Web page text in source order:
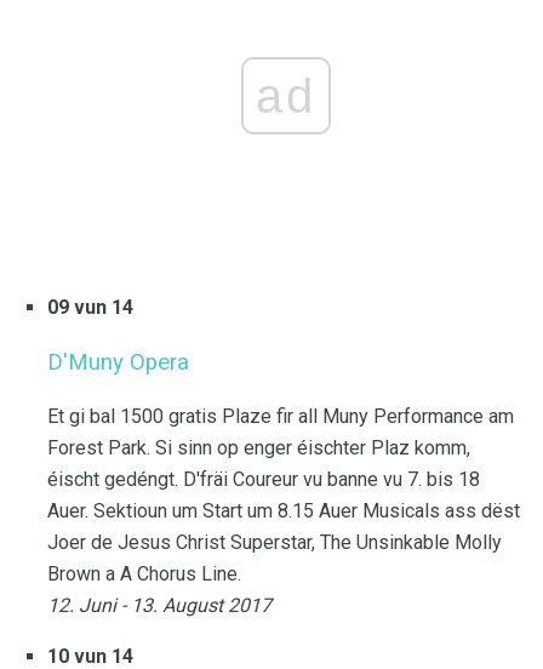
ad
09 vun 14
D'Muny Opera
Et gi bal 1500 gratis Plaze fir all Muny Performance am
Forest Park. Si sinn op enger éischter Plaz komm,
éischt gedéngt. D'fräi Coureur vu banne vu 7. bis 18
Auer. Sektioun um Start um 8.15 Auer Musicals ass dëst
Joer de Jesus Christ Superstar, The Unsinkable Molly
Brown a A Chorus Line.
12. Juni - 13. August 2017
10 vun 14